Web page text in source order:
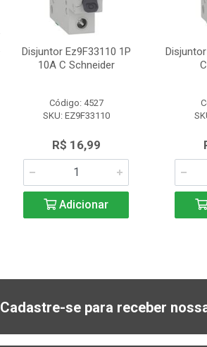
Disjuntor Ez9F33110 1P
10A C Schneider
Código: 4527
SKU: EZ9F33110
R$ 16,99
Adicionar
Cadastre-se para receber